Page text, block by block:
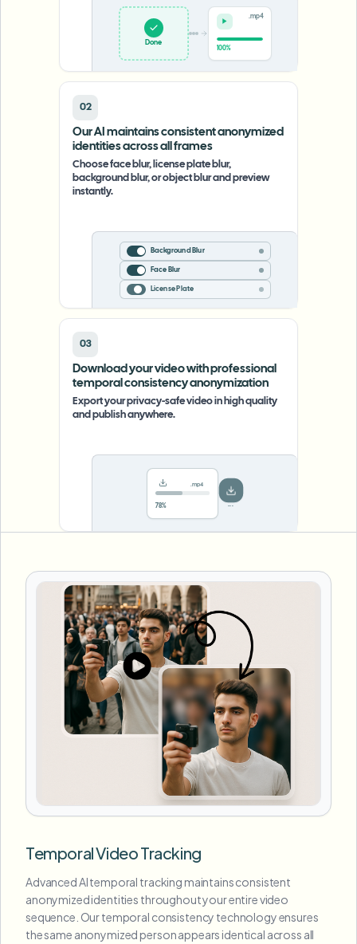
Upload
0%
.mp4
02
Our AI maintains consistent anonymized
identities across all frames
Choose face blur, license plate blur,
background blur, or object blur and preview
instantly.
Background Blur
Face Blur
License Plate
03
Download your video with professional
temporal consistency anonymization
Export your privacy-safe video in high quality
and publish anywhere.
.mp4
Saved! Done
Temporal Video Tracking
Advanced AI temporal tracking maintains consistent
anonymized identities throughout your entire video
sequence. Our temporal consistency technology ensures
the same anonymized person appears identical across all